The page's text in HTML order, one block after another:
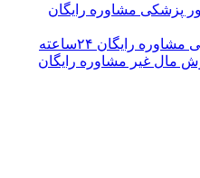
پزشکی مشاوره رایگان
رایگان ۲۴ساعته
مال غیر مشاوره رایگان